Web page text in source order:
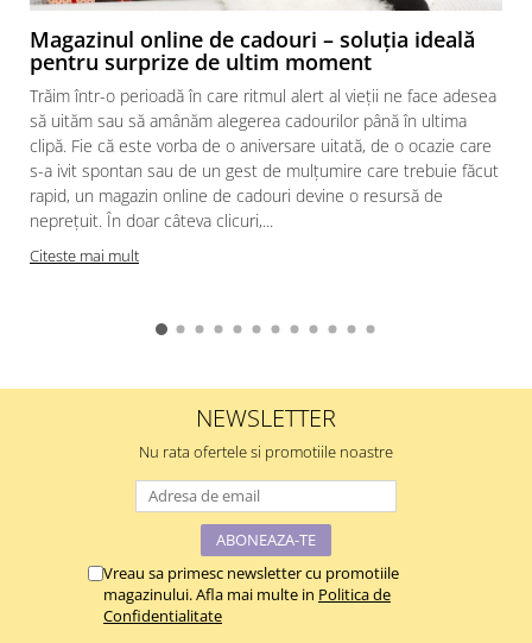
Magazinul online de cadouri – soluția ideală
pentru surprize de ultim moment
Trăim într-o perioadă în care ritmul alert al vieții ne face adesea
să uităm sau să amânăm alegerea cadourilor până în ultima
clipă. Fie că este vorba de o aniversare uitată, de o ocazie care
s-a ivit spontan sau de un gest de mulțumire care trebuie făcut
rapid, un magazin online de cadouri devine o resursă de
neprețuit. În doar câteva clicuri,...
Citeste mai mult
NEWSLETTER
Nu rata ofertele si promotiile noastre
Vreau sa primesc newsletter cu promotiile
magazinului. Afla mai multe in Politica de
Confidentialitate